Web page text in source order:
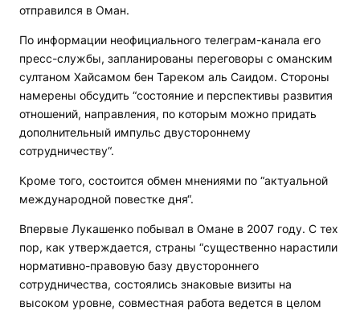
отправился в Оман.
По информации неофициального телеграм-канала его
пресс-службы, запланированы переговоры с оманским
султаном Хайсамом бен Тареком аль Саидом. Стороны
намерены обсудить “состояние и перспективы развития
отношений, направления, по которым можно придать
дополнительный импульс двустороннему
сотрудничеству“.
Кроме того, состоится обмен мнениями по “актуальной
международной повестке дня“.
Впервые Лукашенко побывал в Омане в 2007 году. С тех
пор, как утверждается, страны “существенно нарастили
нормативно-правовую базу двустороннего
сотрудничества, состоялись знаковые визиты на
высоком уровне, совместная работа ведется в целом